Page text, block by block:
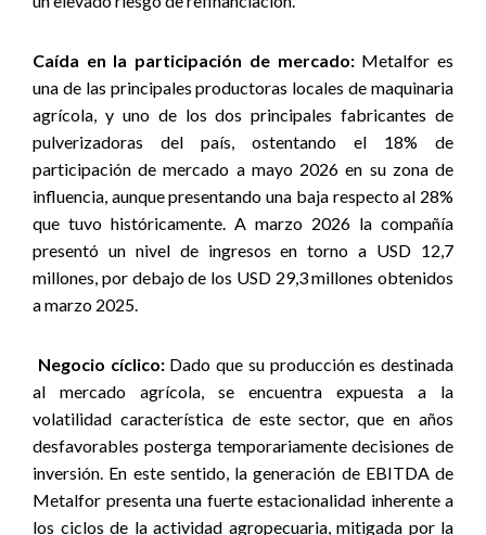
Caída en la participación de mercado: Metalfor es
una de las principales productoras locales de maquinaria
agrícola, y uno de los dos principales fabricantes de
pulverizadoras del país, ostentando el 18% de
participación de mercado a mayo 2026 en su zona de
influencia, aunque presentando una baja respecto al 28%
que tuvo históricamente. A marzo 2026 la compañía
presentó un nivel de ingresos en torno a USD 12,7
millones, por debajo de los USD 29,3 millones obtenidos
a marzo 2025.
Negocio cíclico: Dado que su producción es destinada
al mercado agrícola, se encuentra expuesta a la
volatilidad característica de este sector, que en años
desfavorables posterga temporariamente decisiones de
inversión. En este sentido, la generación de EBITDA de
Metalfor presenta una fuerte estacionalidad inherente a
los ciclos de la actividad agropecuaria, mitigada por la